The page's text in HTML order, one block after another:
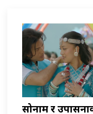
सोनाम र